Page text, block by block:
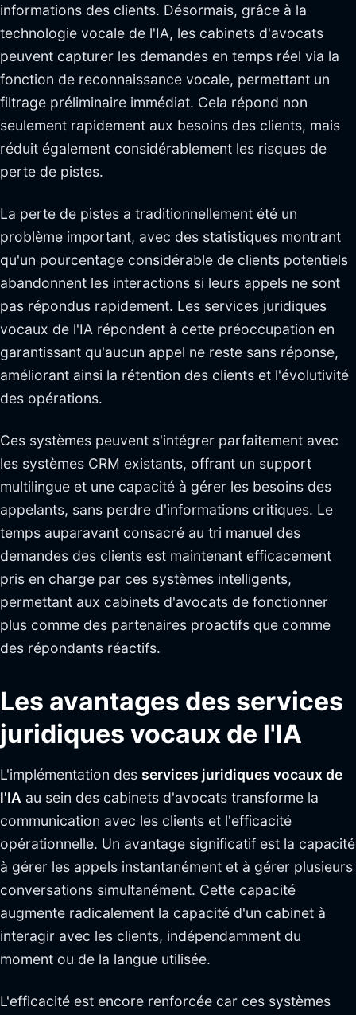
informations des clients. Désormais, grâce à la
technologie vocale de l'IA, les cabinets d'avocats
peuvent capturer les demandes en temps réel via la
fonction de reconnaissance vocale, permettant un
filtrage préliminaire immédiat. Cela répond non
seulement rapidement aux besoins des clients, mais
réduit également considérablement les risques de
perte de pistes.
La perte de pistes a traditionnellement été un
problème important, avec des statistiques montrant
qu'un pourcentage considérable de clients potentiels
abandonnent les interactions si leurs appels ne sont
pas répondus rapidement. Les services juridiques
vocaux de l'IA répondent à cette préoccupation en
garantissant qu'aucun appel ne reste sans réponse,
améliorant ainsi la rétention des clients et l'évolutivité
des opérations.
Ces systèmes peuvent s'intégrer parfaitement avec
les systèmes CRM existants, offrant un support
multilingue et une capacité à gérer les besoins des
appelants, sans perdre d'informations critiques. Le
temps auparavant consacré au tri manuel des
demandes des clients est maintenant efficacement
pris en charge par ces systèmes intelligents,
permettant aux cabinets d'avocats de fonctionner
plus comme des partenaires proactifs que comme
des répondants réactifs.
Les avantages des services
juridiques vocaux de l'IA
L'implémentation des services juridiques vocaux de
l'IA au sein des cabinets d'avocats transforme la
communication avec les clients et l'efficacité
opérationnelle. Un avantage significatif est la capacité
à gérer les appels instantanément et à gérer plusieurs
conversations simultanément. Cette capacité
augmente radicalement la capacité d'un cabinet à
interagir avec les clients, indépendamment du
moment ou de la langue utilisée.
L'efficacité est encore renforcée car ces systèmes